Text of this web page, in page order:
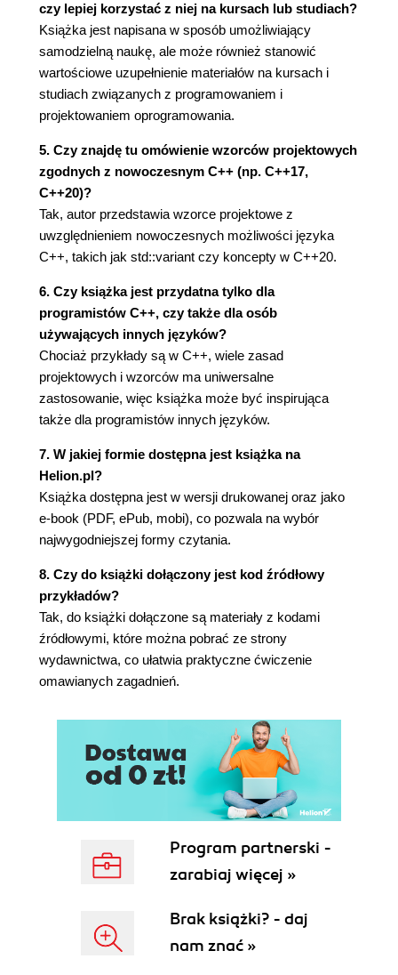
3. Przeznaczenie wzorców projektowych
Wytyczna 11.: Zrozum przeznaczenie wzorców
projektowych
Wzorzec projektowy ma nazwę
Wzorce projektowe mają swoje
przeznaczenie
Wzorce projektowe wprowadzają abstrakcję
Przydatność wzorca potwierdzono w
Wytyczna 12.: Strzeż się błędnych przekonań
dotyczących wzorców projektowych
Wzorce projektowe nie są celem
szczegóły implementacyjne
Wzorce projektowe nie ograniczają się do
języków programowania zorientowanych
obiektowo ani do polimorfizmu dynamicznego
Wytyczna 13.: Wzorce projektowe są wszędzie
Wytyczna 14.: Używaj nazwy wzorca, by wyrazić
jego przeznaczenie
4. Wzorzec projektowy Odwiedzający
Wytyczna 15.: Projektuj pod kątem dodawania
typów i operacji
Rozwiązanie proceduralne
Rozwiązanie obiektowe
polimorfizmem dynamicznym
do rozszerzania operacji
Analiza problemów z projektem
Prezentacja wzorca projektowego
Odwiedzający
Wytyczna 17.: Rozważ użycie std::variant do
implementacji wzorca Odwiedzający
Wprowadzenie do std::variant
Refaktoryzacja rysowania figur z użyciem
nieintruzyjnego rozwiązania opartego na
wartościach
Pomiary wydajności działania
std::variant
Wytyczna 18.: Uważaj na wydajność
czy lepiej korzystać z niej na kursach lub studiach?
Książka jest napisana w sposób umożliwiający
samodzielną naukę, ale może również stanowić
wartościowe uzupełnienie materiałów na kursach i
studiach związanych z programowaniem i
projektowaniem oprogramowania.
5. Czy znajdę tu omówienie wzorców projektowych
zgodnych z nowoczesnym C++ (np. C++17,
C++20)?
Tak, autor przedstawia wzorce projektowe z
uwzględnieniem nowoczesnych możliwości języka
C++, takich jak std::variant czy koncepty w C++20.
6. Czy książka jest przydatna tylko dla
programistów C++, czy także dla osób
używających innych języków?
Chociaż przykłady są w C++, wiele zasad
projektowych i wzorców ma uniwersalne
zastosowanie, więc książka może być inspirująca
także dla programistów innych języków.
7. W jakiej formie dostępna jest książka na
Helion.pl?
Książka dostępna jest w wersji drukowanej oraz jako
e-book (PDF, ePub, mobi), co pozwala na wybór
najwygodniejszej formy czytania.
8. Czy do książki dołączony jest kod źródłowy
przykładów?
Tak, do książki dołączone są materiały z kodami
źródłowymi, które można pobrać ze strony
wydawnictwa, co ułatwia praktyczne ćwiczenie
omawianych zagadnień.
Program partnerski -
zarabiaj więcej »
Brak książki? - daj
nam znać »